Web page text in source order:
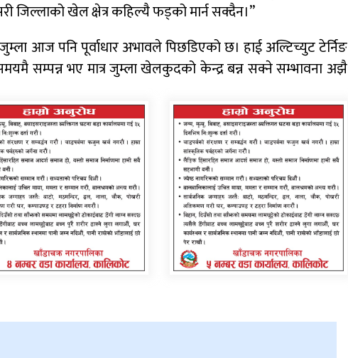
जिल्लाको खेल क्षेत्र कहिल्यै फड्को मार्न सक्दैन।”
आज पनि पूर्वाधार अभावले पिछडिएको छ। हाई अल्टिच्युट टेर्निङ
सम्पन्न भए मात्र जुम्ला खेलकुदको केन्द्र बन्न सक्ने सम्भावना अझै